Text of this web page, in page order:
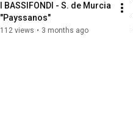
I BASSIFONDI - S. de Murcia
"Payssanos"
112 views • 3 months ago